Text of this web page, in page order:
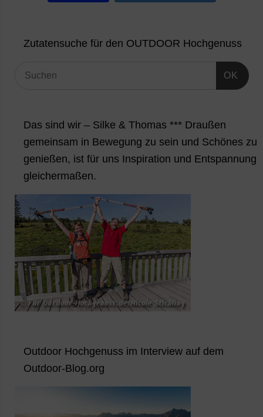
Zutatensuche für den OUTDOOR Hochgenuss
OK
Das sind wir – Silke & Thomas *** Draußen
gemeinsam in Bewegung zu sein und Schönes zu
genießen, ist für uns Inspiration und Entspannung
gleichermaßen.
Outdoor Hochgenuss im Interview auf dem
Outdoor-Blog.org